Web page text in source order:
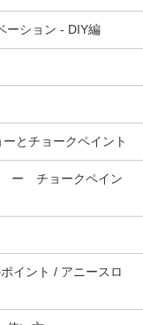
ーション - DIY編
とチョークペイント
ー チョークペイン
イント / アニースロ